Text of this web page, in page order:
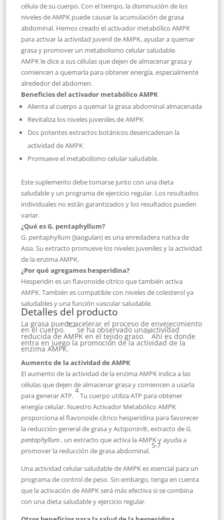
célula de su cuerpo. Con el tiempo, la disminución de los
niveles de AMPK puede causar la acumulación de grasa
abdominal. Hemos creado el activador metabólico AMPK
para activar la actividad juvenil de AMPK, ayudar a quemar
grasa y promover un metabolismo celular saludable.
AMPK le dice a sus células que dejen de almacenar grasa y
comiencen a quemarla para obtener energía, especialmente
alrededor del abdomen.
Beneficios del activador metabólico AMPK
Alienta al cuerpo a quemar la grasa abdominal almacenada
Revitaliza los niveles juveniles de AMPK
Dos potentes extractos botánicos desencadenan la
actividad de AMPK
Promueve el metabolismo celular saludable.
Este suplemento debe tomarse junto con una dieta
saludable y un programa de ejercicio regular. Los resultados
individuales no están garantizados y los resultados pueden
variar.
¿Qué es G. pentaphyllum?
G. pentaphyllum (Jiaogulan) es una enredadera nativa de
Asia. Su extracto promueve los niveles juveniles y la actividad
de la enzima AMPK.
¿Por qué agregamos hesperidina?
Hesperidin es un flavonoide cítrico que también activa
AMPK. También es compatible con niveles de colesterol ya
saludables y una función vascular saludable.
Detalles del producto
La grasa puede acelerar el proceso de envejecimiento
en el cuerpo.
1,2
Se ha observado una actividad
reducida de AMPK en el tejido graso.
3
Ahí es donde
entra en juego la promoción de la actividad de la
enzima AMPK.
Aumento de la actividad de AMPK
El aumento de la actividad de la enzima AMPK indica a las
células que dejen de almacenar grasa y comiencen a usarla
para generar ATP.
4
Tu cuerpo utiliza ATP para obtener
energía celular. Nuestro Activador Metabólico AMPK
proporciona el flavonoide cítrico hesperidina para favorecer
la reducción general de grasa y Actiponin®, extracto de G.
pentaphyllum , un extracto que activa la AMPK y ayuda a
promover la reducción de grasa abdominal.
5-7
Una actividad celular saludable de AMPK es esencial para un
programa de control de peso. Sin embargo, tenga en cuenta
que la activación de AMPK será más efectiva si se combina
con una dieta saludable y ejercicio regular.